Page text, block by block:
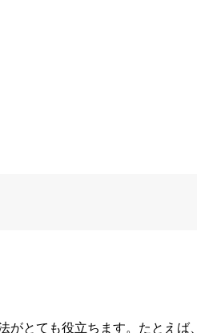
とても役立ちます。たとえば、